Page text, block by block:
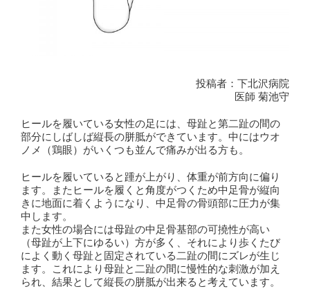
投稿者：下北沢病院
医師 菊池守
ヒールを履いている女性の足には、母趾と第二趾の間の
部分にしばしば縦長の胼胝ができています。中にはウオ
ノメ（鶏眼）がいくつも並んで痛みが出る方も。
ヒールを履いていると踵が上がり、体重が前方向に偏り
ます。またヒールを履くと角度がつくため中足骨が縦向
きに地面に着くようになり、中足骨の骨頭部に圧力が集
中します。
また女性の場合には母趾の中足骨基部の可撓性が高い
（母趾が上下にゆるい）方が多く、それにより歩くたび
によく動く母趾と固定されている二趾の間にズレが生じ
ます。これにより母趾と二趾の間に慢性的な刺激が加え
られ、結果として縦長の胼胝が出来ると考えています。